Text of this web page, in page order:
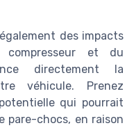
des impacts
et du
directement la
véhicule. Prenez
qui pourrait
pare-chocs, en raison